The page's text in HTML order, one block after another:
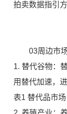
拍卖数据指引方
03周边市
1. 替代谷物：
用替代加速，
表1 替代品市场